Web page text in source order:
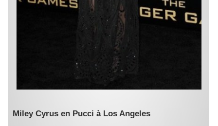
Miley Cyrus en Pucci à Los Angeles